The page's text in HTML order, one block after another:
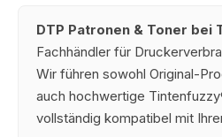
DTP Patronen & Toner bei
Fachhändler für
Wir führen sowohl Original-
auch hochwertige
vollständig kompatibel mit